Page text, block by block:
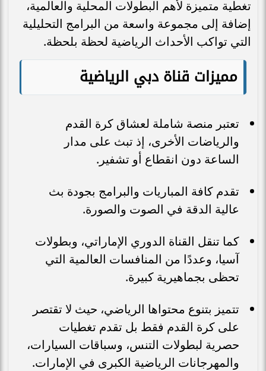
تغطية متميزة لأهم البطولات المحلية والعالمية،
إضافة إلى مجموعة واسعة من البرامج التحليلية
التي تواكب الأحداث الرياضية لحظة بلحظة.
مميزات قناة دبي الرياضية
تعتبر منصة شاملة لعشاق كرة القدم
والرياضات الأخرى، إذ تبث على مدار
الساعة دون انقطاع أو تشفير.
تقدم كافة المباريات والبرامج بجودة بث
عالية الدقة في الصوت والصورة.
كما تنقل القناة الدوري الإماراتي، وبطولات
آسيا، وعددًا من المنافسات العالمية التي
تحظى بجماهيرية كبيرة.
تتميز بتنوع محتواها الرياضي، حيث لا تقتصر
على كرة القدم فقط بل تقدم تغطيات
حصرية لبطولات التنس، وسباقات السيارات،
والمهرجانات الرياضية الكبرى في الإمارات.